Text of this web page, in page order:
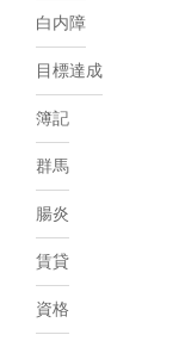
白内障
目標達成
簿記
群馬
腸炎
賃貸
資格